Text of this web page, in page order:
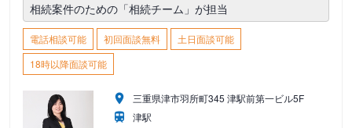
相続案件のための「相続チーム」が担当
電話相談可能 初回面談無料
土日面談可能
18時以降面談可能
三重県津市羽所町345 津駅前第一ビル5F
津駅